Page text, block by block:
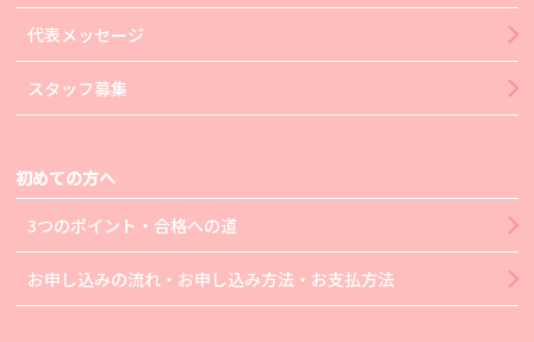
代表メッセージ
スタッフ募集
初めての方へ
3つのポイント・合格への道
お申し込みの流れ・お申し込み方法・お支払方法